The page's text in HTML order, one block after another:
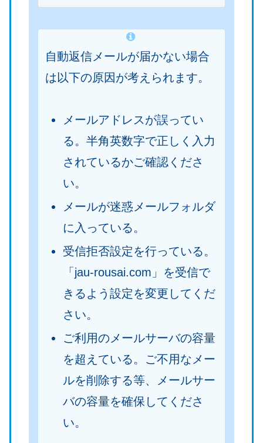
）
）
自動返信メールが届かない場合
は以下の原因が考えられます。
メールアドレスが誤ってい
る。半角英数字で正しく入力
されているかご確認くださ
い。
メールが迷惑メールフォルダ
に入っている。
受信拒否設定を行っている。
「jau-rousai.com」を受信で
きるよう設定を変更してくだ
さい。
ご利用のメールサーバの容量
を超えている。ご不用なメー
ルを削除する等、メールサー
バの容量を確保してくださ
い。